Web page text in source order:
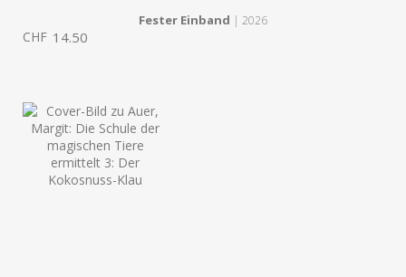
Fester Einband | 2026
CHF 14.50